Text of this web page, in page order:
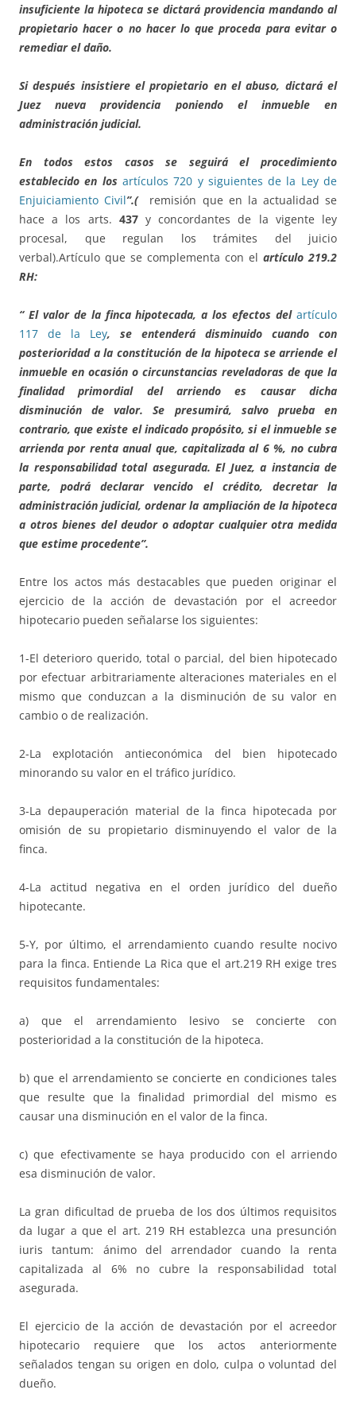
insuficiente la hipoteca se dictará providencia mandando al
propietario hacer o no hacer lo que proceda para evitar o
remediar el daño.
Si después insistiere el propietario en el abuso, dictará el
Juez nueva providencia poniendo el inmueble en
administración judicial.
En todos estos casos se seguirá el procedimiento
establecido en los artículos 720 y siguientes de la Ley de
Enjuiciamiento Civil”.(remisión que en la actualidad se
hace a los arts. 437y concordantes de la vigente ley
procesal, que regulan los trámites del juicio
verbal).Artículo que se complementa con el artículo 219.2
RH:
“ El valor de la finca hipotecada, a los efectos del artículo
117 de la Ley, se entenderá disminuido cuando con
posterioridad a la constitución de la hipoteca se arriende el
inmueble en ocasión o circunstancias reveladoras de que la
finalidad primordial del arriendo es causar dicha
disminución de valor. Se presumirá, salvo prueba en
contrario, que existe el indicado propósito, si el inmueble se
arrienda por renta anual que, capitalizada al 6 %, no cubra
la responsabilidad total asegurada. El Juez, a instancia de
parte, podrá declarar vencido el crédito, decretar la
administración judicial, ordenar la ampliación de la hipoteca
a otros bienes del deudor o adoptar cualquier otra medida
que estime procedente”.
Entre los actos más destacables que pueden originar el
ejercicio de la acción de devastación por el acreedor
hipotecario pueden señalarse los siguientes:
1-El deterioro querido, total o parcial, del bien hipotecado
por efectuar arbitrariamente alteraciones materiales en el
mismo que conduzcan a la disminución de su valor en
cambio o de realización.
2-La explotación antieconómica del bien hipotecado
minorando su valor en el tráfico jurídico.
3-La depauperación material de la finca hipotecada por
omisión de su propietario disminuyendo el valor de la
finca.
4-La actitud negativa en el orden jurídico del dueño
hipotecante.
5-Y, por último, el arrendamiento cuando resulte nocivo
para la finca. Entiende La Rica que el art.219 RH exige tres
requisitos fundamentales:
a) que el arrendamiento lesivo se concierte con
posterioridad a la constitución de la hipoteca.
b) que el arrendamiento se concierte en condiciones tales
que resulte que la finalidad primordial del mismo es
causar una disminución en el valor de la finca.
c) que efectivamente se haya producido con el arriendo
esa disminución de valor.
La gran dificultad de prueba de los dos últimos requisitos
da lugar a que el art. 219 RH establezca una presunción
iuris tantum: ánimo del arrendador cuando la renta
capitalizada al 6% no cubre la responsabilidad total
asegurada.
El ejercicio de la acción de devastación por el acreedor
hipotecario requiere que los actos anteriormente
señalados tengan su origen en dolo, culpa o voluntad del
dueño.